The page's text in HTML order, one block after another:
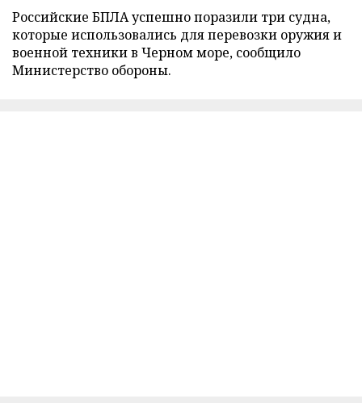
Российские БПЛА успешно поразили три судна,
которые использовались для перевозки оружия и
военной техники в Черном море, сообщило
Министерство обороны.